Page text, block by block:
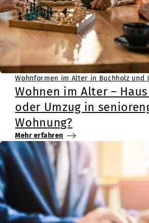
Wohnformen im Alter in Buchholz und
Wohnen im Alter –
oder Umzug in
Wohnung?
Mehr erfahren